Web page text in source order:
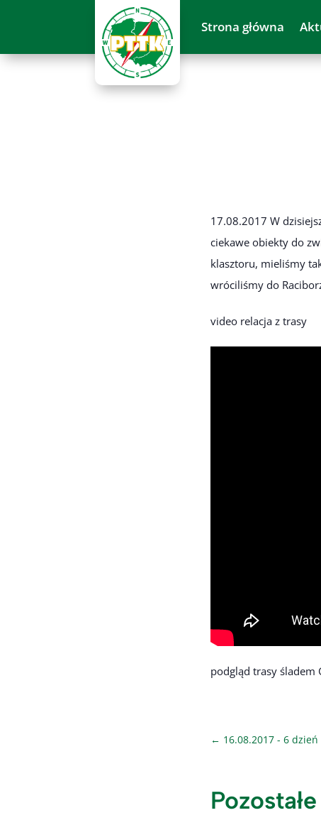
Strona główna
17.08.2017 W
ciekawe obiekty do
klasztoru, mieliśmy
wróciliśmy do
video relacja z trasy
podgląd trasy śladem
← 16.08.2017 - 6